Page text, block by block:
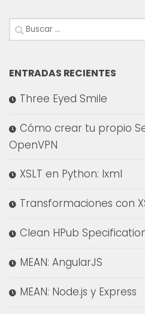
Buscar:
ENTRADAS RECIENTES
Three Eyed Smile
Cómo crear tu propio
OpenVPN
XSLT en Python: lxml
Transformaciones con
Clean HPub
MEAN: AngularJS
MEAN: Node.js y Express